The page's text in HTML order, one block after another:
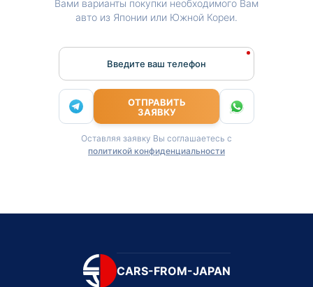
Вами варианты покупки необходимого Вам
авто из Японии или Южной Кореи.
Введите ваш телефон
ОТПРАВИТЬ
ЗАЯВКУ
Оставляя заявку Вы соглашаетесь с
политикой конфиденциальности
CARS-FROM-JAPAN